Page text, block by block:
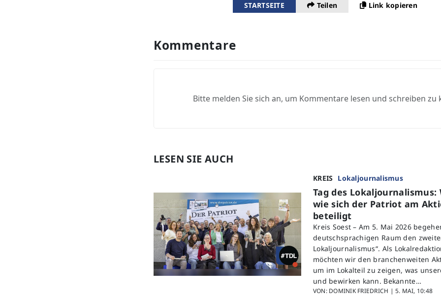
STARTSEITE Teilen Link kopieren
Kommentare
Bitte melden Sie sich an, um Kommentare lesen und schreiben zu
LESEN SIE AUCH
KREIS Lokaljournalismus
Tag des Lokaljournalismus:
wie sich der Patriot am
beteiligt
Kreis Soest – Am 5. Mai 2026
deutschsprachigen Raum den
Lokaljournalismus“. Als
möchten wir den branchenweiten
um im Lokalteil zu zeigen, was
und bewirken kann. Bekannte…
VON: DOMINIK FRIEDRICH |5. MAI, 10:48